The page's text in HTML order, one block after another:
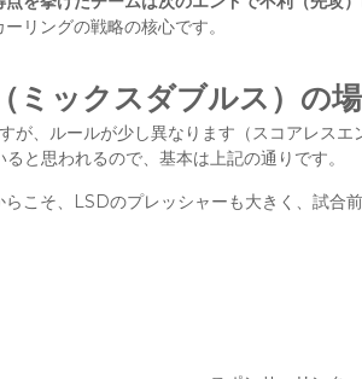
リングの戦略の核心です。
ミックスダブルス）の
が、ルールが少し異なります（スコアレス
と思われるので、基本は上記の通りです。
こそ、LSDのプレッシャーも大きく、試合